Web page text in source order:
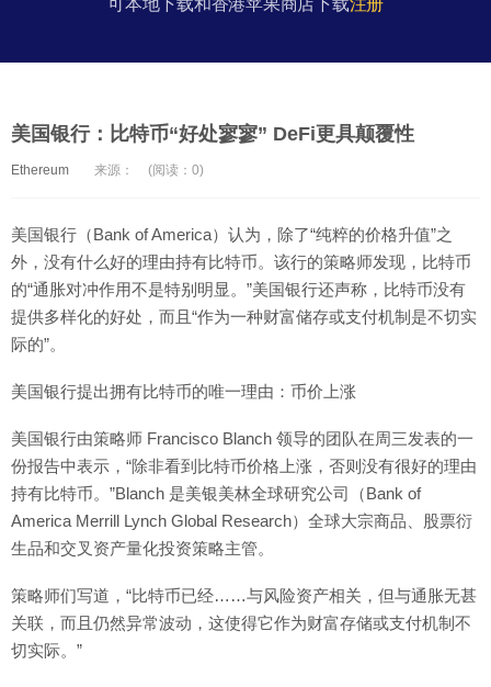
可本地下载和香港苹果商店下载注册
美国银行：比特币“好处寥寥” DeFi更具颠覆性
Ethereum 来源： (阅读：0)
美国银行（Bank of America）认为，除了“纯粹的价格升值”之
外，没有什么好的理由持有比特币。该行的策略师发现，比特币
的“通胀对冲作用不是特别明显。”美国银行还声称，比特币没有
提供多样化的好处，而且“作为一种财富储存或支付机制是不切实
际的”。
美国银行提出拥有比特币的唯一理由：币价上涨
美国银行由策略师 Francisco Blanch 领导的团队在周三发表的一
份报告中表示，“除非看到比特币价格上涨，否则没有很好的理由
持有比特币。”Blanch 是美银美林全球研究公司（Bank of
America Merrill Lynch Global Research）全球大宗商品、股票衍
生品和交叉资产量化投资策略主管。
策略师们写道，“比特币已经……与风险资产相关，但与通胀无甚
关联，而且仍然异常波动，这使得它作为财富存储或支付机制不
切实际。”